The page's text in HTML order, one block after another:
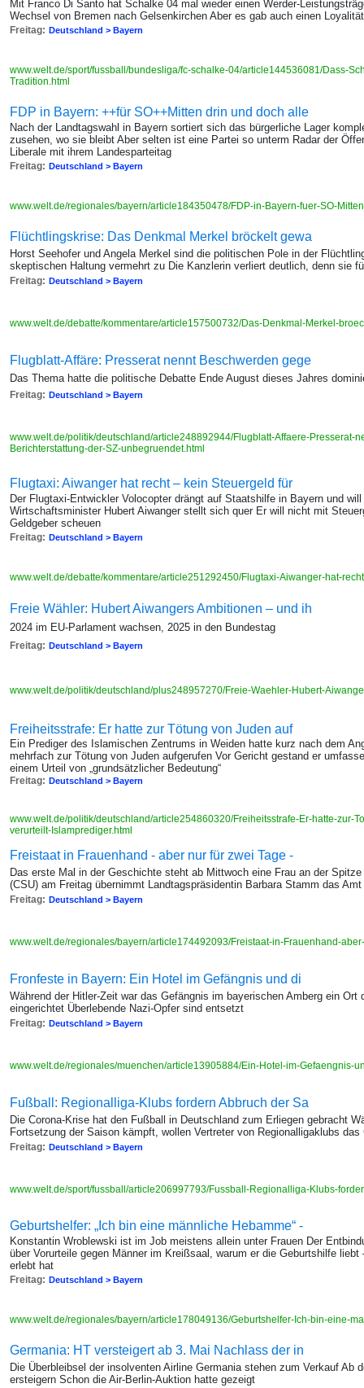
Mit Franco Di Santo hat Schalke 04 mal wieder einen Werder-
Wechsel von Bremen nach Gelsenkirchen Aber es gab auch einen
Freitag: Deutschland > Bayern
www.welt.de/sport/fussball/bundesliga/fc-schalke-04/article144536081/Dass-
Tradition.html
FDP in Bayern: ++für SO++Mitten drin und doch alle
Nach der Landtagswahl in Bayern sortiert sich das bürgerliche Lager
zusehen, wo sie bleibt Aber selten ist eine Partei so unterm Radar der
Liberale mit ihrem Landesparteitag
Freitag: Deutschland > Bayern
www.welt.de/regionales/bayern/article184350478/FDP-in-Bayern-fuer-SO-
Flüchtlingskrise: Das Denkmal Merkel bröckelt gewa
Horst Seehofer und Angela Merkel sind die politischen Pole in der
skeptischen Haltung vermehrt zu Die Kanzlerin verliert deutlich, denn sie
Freitag: Deutschland > Bayern
www.welt.de/debatte/kommentare/article157500732/Das-Denkmal-Merkel-
Flugblatt-Affäre: Presserat nennt Beschwerden gege
Das Thema hatte die politische Debatte Ende August dieses Jahres
Freitag: Deutschland > Bayern
www.welt.de/politik/deutschland/article248892944/Flugblatt-Affaere-Presserat-
Berichterstattung-der-SZ-unbegruendet.html
Flugtaxi: Aiwanger hat recht – kein Steuergeld für
Der Flugtaxi-Entwickler Volocopter drängt auf Staatshilfe in Bayern und
Wirtschaftsminister Hubert Aiwanger stellt sich quer Er will nicht mit
Geldgeber scheuen
Freitag: Deutschland > Bayern
www.welt.de/debatte/kommentare/article251292450/Flugtaxi-Aiwanger-hat-
Freie Wähler: Hubert Aiwangers Ambitionen – und ih
2024 im EU-Parlament wachsen, 2025 in den Bundestag
Freitag: Deutschland > Bayern
www.welt.de/politik/deutschland/plus248957270/Freie-Waehler-Hubert-
Freiheitsstrafe: Er hatte zur Tötung von Juden auf
Ein Prediger des Islamischen Zentrums in Weiden hatte kurz nach dem
mehrfach zur Tötung von Juden aufgerufen Vor Gericht gestand er
einem Urteil von „grundsätzlicher Bedeutung“
Freitag: Deutschland > Bayern
www.welt.de/politik/deutschland/article254860320/Freiheitsstrafe-Er-hatte-zur-
verurteilt-Islamprediger.html
Freistaat in Frauenhand - aber nur für zwei Tage -
Das erste Mal in der Geschichte steht ab Mittwoch eine Frau an der
(CSU) am Freitag übernimmt Landtagspräsidentin Barbara Stamm das
Freitag: Deutschland > Bayern
www.welt.de/regionales/bayern/article174492093/Freistaat-in-Frauenhand-
Fronfeste in Bayern: Ein Hotel im Gefängnis und di
Während der Hitler-Zeit war das Gefängnis im bayerischen Amberg ein
eingerichtet Überlebende Nazi-Opfer sind entsetzt
Freitag: Deutschland > Bayern
www.welt.de/regionales/muenchen/article13905884/Ein-Hotel-im-Gefaengnis-
Fußball: Regionalliga-Klubs fordern Abbruch der Sa
Die Corona-Krise hat den Fußball in Deutschland zum Erliegen gebracht
Fortsetzung der Saison kämpft, wollen Vertreter von Regionalligaklubs
Freitag: Deutschland > Bayern
www.welt.de/sport/fussball/article206997793/Fussball-Regionalliga-Klubs-
Geburtshelfer: „Ich bin eine männliche Hebamme“ -
Konstantin Wroblewski ist im Job meistens allein unter Frauen Der
über Vorurteile gegen Männer im Kreißsaal, warum er die Geburtshilfe
erlebt hat
Freitag: Deutschland > Bayern
www.welt.de/regionales/bayern/article178049136/Geburtshelfer-Ich-bin-eine-
Germania: HT versteigert ab 3. Mai Nachlass der in
Die Überbleibsel der insolventen Airline Germania stehen zum Verkauf Ab
ersteigern Schon die Air-Berlin-Auktion hatte gezeigt